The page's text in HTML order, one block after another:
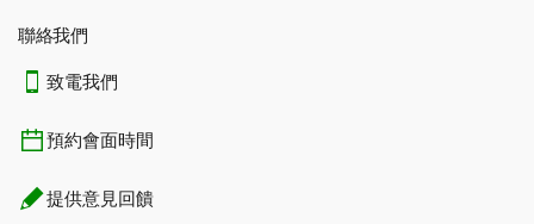
聯絡我們
致電我們
預約會面時間
提供意見回饋